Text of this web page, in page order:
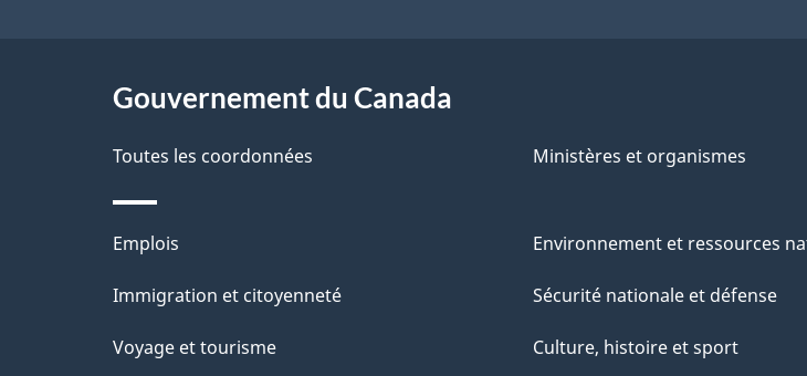
a
p
a
g
e
r
o
a
c
Gouvernement du Canada
Toutes les coordonnées Ministères et organismes
Thèmes
et
Emplois
Immigration et citoyenneté
Voyage et tourisme
Environnement et ressources
Sécurité nationale et défense
Culture, histoire et sport